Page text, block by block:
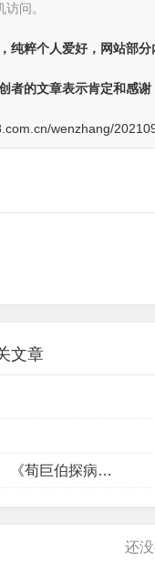
问。
纯粹个人爱好，网站部分
者的文章表示肯定和感
wenzhang/
文章
《陈太丘与友期行》、《荀巨伯探病友 》 节选